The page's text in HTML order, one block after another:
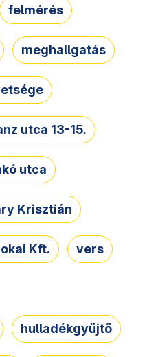
felmérés
meghallgatás
utca 13-15.
utca
Krisztián
Kft. vers
hulladékgyűjtő